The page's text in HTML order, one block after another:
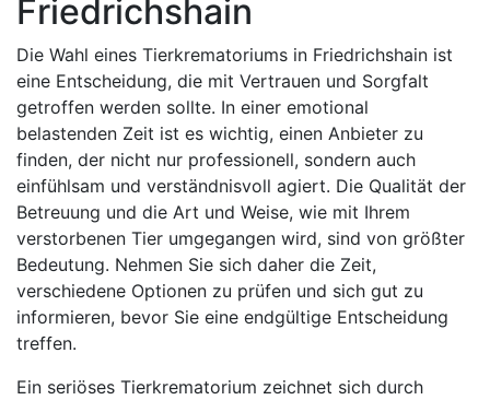
Friedrichshain
Die Wahl eines Tierkrematoriums in Friedrichshain ist
eine Entscheidung, die mit Vertrauen und Sorgfalt
getroffen werden sollte. In einer emotional
belastenden Zeit ist es wichtig, einen Anbieter zu
finden, der nicht nur professionell, sondern auch
einfühlsam und verständnisvoll agiert. Die Qualität der
Betreuung und die Art und Weise, wie mit Ihrem
verstorbenen Tier umgegangen wird, sind von größter
Bedeutung. Nehmen Sie sich daher die Zeit,
verschiedene Optionen zu prüfen und sich gut zu
informieren, bevor Sie eine endgültige Entscheidung
treffen.
Ein seriöses Tierkrematorium zeichnet sich durch